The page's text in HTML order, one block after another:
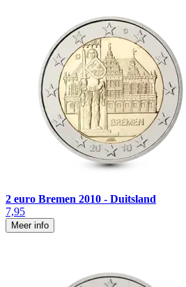
2 euro Bremen 2010 - Duitsland
7,95
Meer info